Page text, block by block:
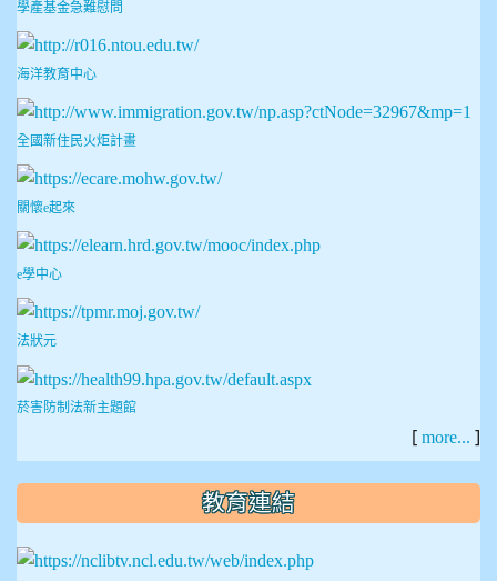
學產基金急難慰問
海洋教育中心
全國新住民火炬計畫
關懷e起來
e學中心
法狀元
菸害防制法新主題館
[ more... ]
教育連結